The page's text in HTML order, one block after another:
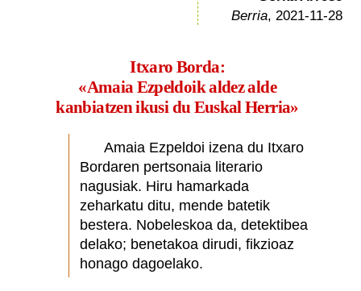
Berria, 2021-11-28
Itxaro Borda:
«Amaia Ezpeldoik aldez alde
kanbiatzen ikusi du Euskal Herria»
Amaia Ezpeldoi izena du Itxaro
Bordaren pertsonaia literario
nagusiak. Hiru hamarkada
zeharkatu ditu, mende batetik
bestera. Nobeleskoa da, detektibea
delako; benetakoa dirudi, fikzioaz
honago dagoelako.